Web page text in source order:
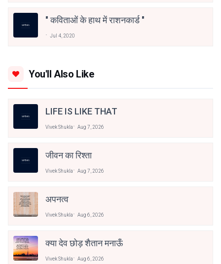
" कविताओं के हाथ में राशनकार्ड "
Jul 4, 2020
You'll Also Like
LIFE IS LIKE THAT
Vivek Shukla Aug 7, 2026
जीवन का रिश्ता
Vivek Shukla Aug 7, 2026
अपनत्व
Vivek Shukla Aug 6, 2026
क्या देव छोड़ शैतान मनाऊँ
Vivek Shukla Aug 6, 2026